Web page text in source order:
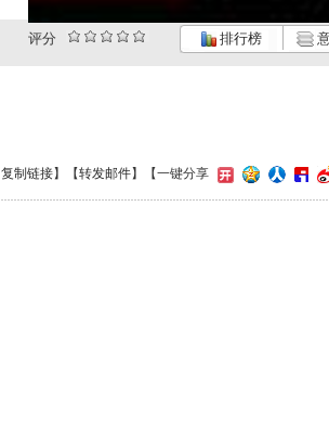
评分 排行榜
复制链接】【转发邮件】 【一键分享